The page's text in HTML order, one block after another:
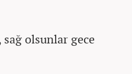
olsunlar gece